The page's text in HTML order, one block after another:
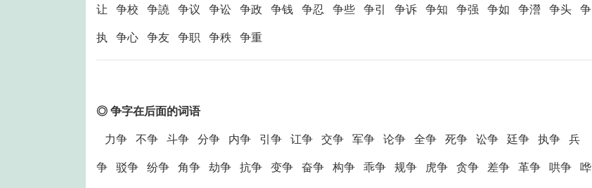
让 争校 争譊 争议 争讼 争政 争钱 争忍 争些 争引 争诉 争知 争强 争如 争瀯 争头 争
执 争心 争友 争职 争秩 争重
◎ 争字在后面的词语
力争 不争 斗争 分争 内争 引争 讧争 交争 军争 论争 全争 死争 讼争 廷争 执争 兵
争 驳争 纷争 角争 劫争 抗争 变争 奋争 构争 乖争 规争 虎争 贪争 差争 革争 哄争 哗